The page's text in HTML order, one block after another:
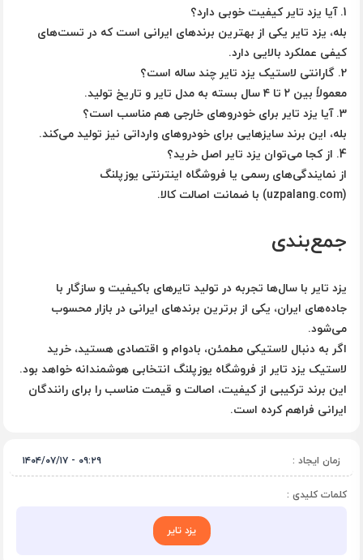
1. آیا یزد تایر کیفیت خوبی دارد؟
بله، یزد تایر یکی از بهترین برندهای ایرانی است که در تست‌های
کیفی عملکرد بالایی دارد.
2. گارانتی لاستیک یزد تایر چند ساله است؟
معمولاً بین ۲ تا ۴ سال بسته به مدل تایر و تاریخ تولید.
3. آیا یزد تایر برای خودروهای خارجی هم مناسب است؟
بله، این برند سایزهایی برای خودروهای وارداتی نیز تولید می‌کند.
4. از کجا می‌توان یزد تایر اصل خرید؟
از نمایندگی‌های رسمی یا فروشگاه اینترنتی یوزپلنگ
(uzpalang.com)
با ضمانت اصالت کالا.
جمع‌بندی
یزد تایر با سال‌ها تجربه در تولید تایرهای باکیفیت و سازگار با
جاده‌های ایران، یکی از برترین برندهای ایرانی در بازار محسوب
می‌شود.
اگر به دنبال لاستیکی مطمئن، بادوام و اقتصادی هستید، خرید
لاستیک یزد تایر از فروشگاه یوزپلنگ انتخابی هوشمندانه خواهد بود.
این برند ترکیبی از کیفیت، اصالت و قیمت مناسب را برای رانندگان
ایرانی فراهم کرده است.
زمان ایجاد :
۰۹:۲۹ - ۱۴۰۴/۰۷/۱۷
کلمات کلیدی :
یزد تایر